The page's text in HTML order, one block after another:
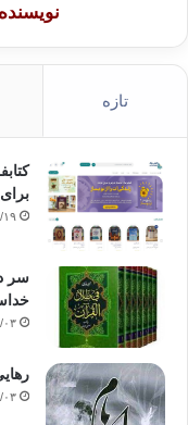
تازه
سر